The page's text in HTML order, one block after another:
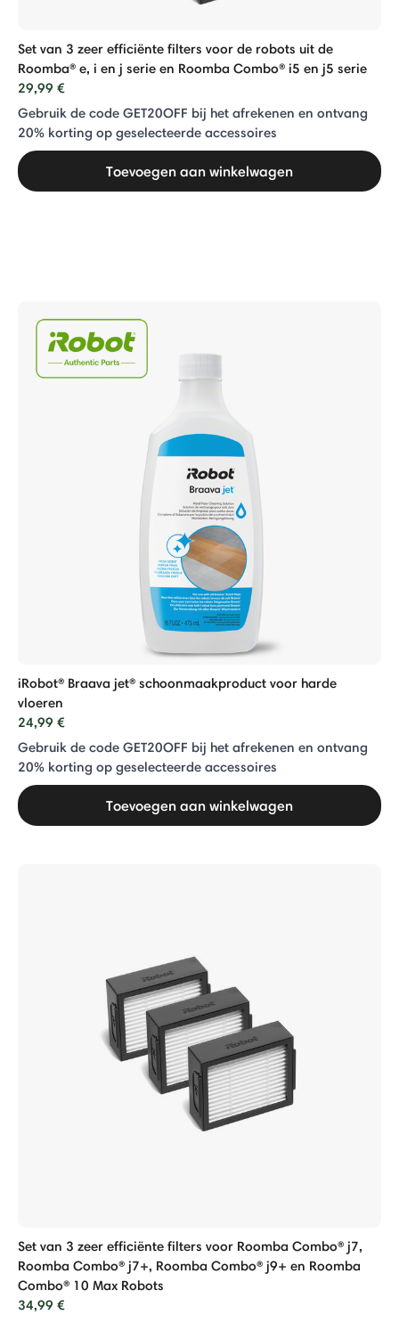
Set van 3 zeer efficiënte filters voor de robots uit de
Roomba® e, i en j serie en Roomba Combo® i5 en j5 serie
29,99 €
Gebruik de code GET20OFF bij het afrekenen en ontvang
20% ​​korting op geselecteerde accessoires
Toevoegen aan winkelwagen
iRobot® Braava jet® schoonmaakproduct voor harde
vloeren
24,99 €
Gebruik de code GET20OFF bij het afrekenen en ontvang
20% ​​korting op geselecteerde accessoires
Toevoegen aan winkelwagen
Set van 3 zeer efficiënte filters voor Roomba Combo® j7,
Roomba Combo® j7+, Roomba Combo® j9+ en Roomba
Combo® 10 Max Robots
34,99 €